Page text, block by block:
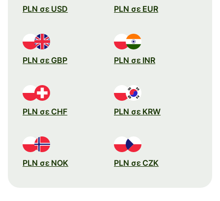
PLN σε USD PLN σε EUR
PLN σε GBP PLN σε INR
PLN σε CHF PLN σε KRW
PLN σε NOK PLN σε CZK